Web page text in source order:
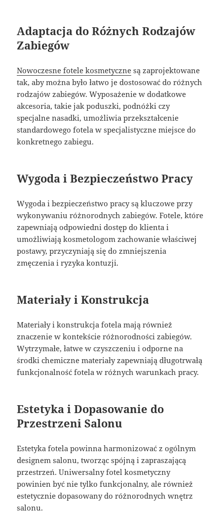
Adaptacja do Różnych Rodzajów
Zabiegów
Nowoczesne fotele kosmetyczne są zaprojektowane
tak, aby można było łatwo je dostosować do różnych
rodzajów zabiegów. Wyposażenie w dodatkowe
akcesoria, takie jak poduszki, podnóżki czy
specjalne nasadki, umożliwia przekształcenie
standardowego fotela w specjalistyczne miejsce do
konkretnego zabiegu.
Wygoda i Bezpieczeństwo Pracy
Wygoda i bezpieczeństwo pracy są kluczowe przy
wykonywaniu różnorodnych zabiegów. Fotele, które
zapewniają odpowiedni dostęp do klienta i
umożliwiają kosmetologom zachowanie właściwej
postawy, przyczyniają się do zmniejszenia
zmęczenia i ryzyka kontuzji.
Materiały i Konstrukcja
Materiały i konstrukcja fotela mają również
znaczenie w kontekście różnorodności zabiegów.
Wytrzymałe, łatwe w czyszczeniu i odporne na
środki chemiczne materiały zapewniają długotrwałą
funkcjonalność fotela w różnych warunkach pracy.
Estetyka i Dopasowanie do
Przestrzeni Salonu
Estetyka fotela powinna harmonizować z ogólnym
designem salonu, tworząc spójną i zapraszającą
przestrzeń. Uniwersalny fotel kosmetyczny
powinien być nie tylko funkcjonalny, ale również
estetycznie dopasowany do różnorodnych wnętrz
salonu.